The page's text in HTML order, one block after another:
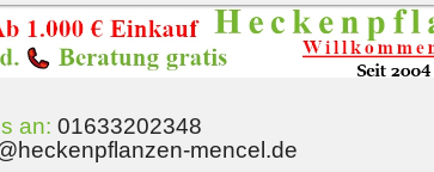
an: 01633202348
mencel.de